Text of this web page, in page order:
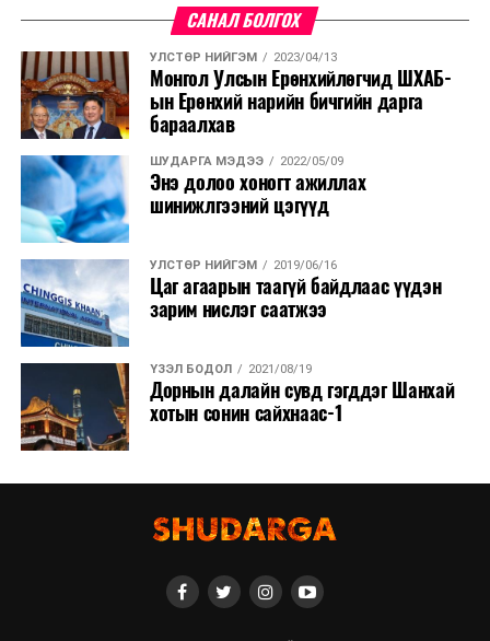
САНАЛ БОЛГОХ
УЛСТӨР НИЙГЭМ 2023/04/13
Монгол Улсын Ерөнхийлөгчид ШХАБ-
ын Ерөнхий нарийн бичгийн дарга
бараалхав
ШУДАРГА МЭДЭЭ 2022/05/09
Энэ долоо хоногт ажиллах
шинижлгээний цэгүүд
УЛСТӨР НИЙГЭМ 2019/06/16
Цаг агаарын таагүй байдлаас үүдэн
зарим нислэг саатжээ
ҮЗЭЛ БОДОЛ 2021/08/19
Дорнын далайн сувд гэгддэг Шанхай
хотын сонин сайхнаас-1